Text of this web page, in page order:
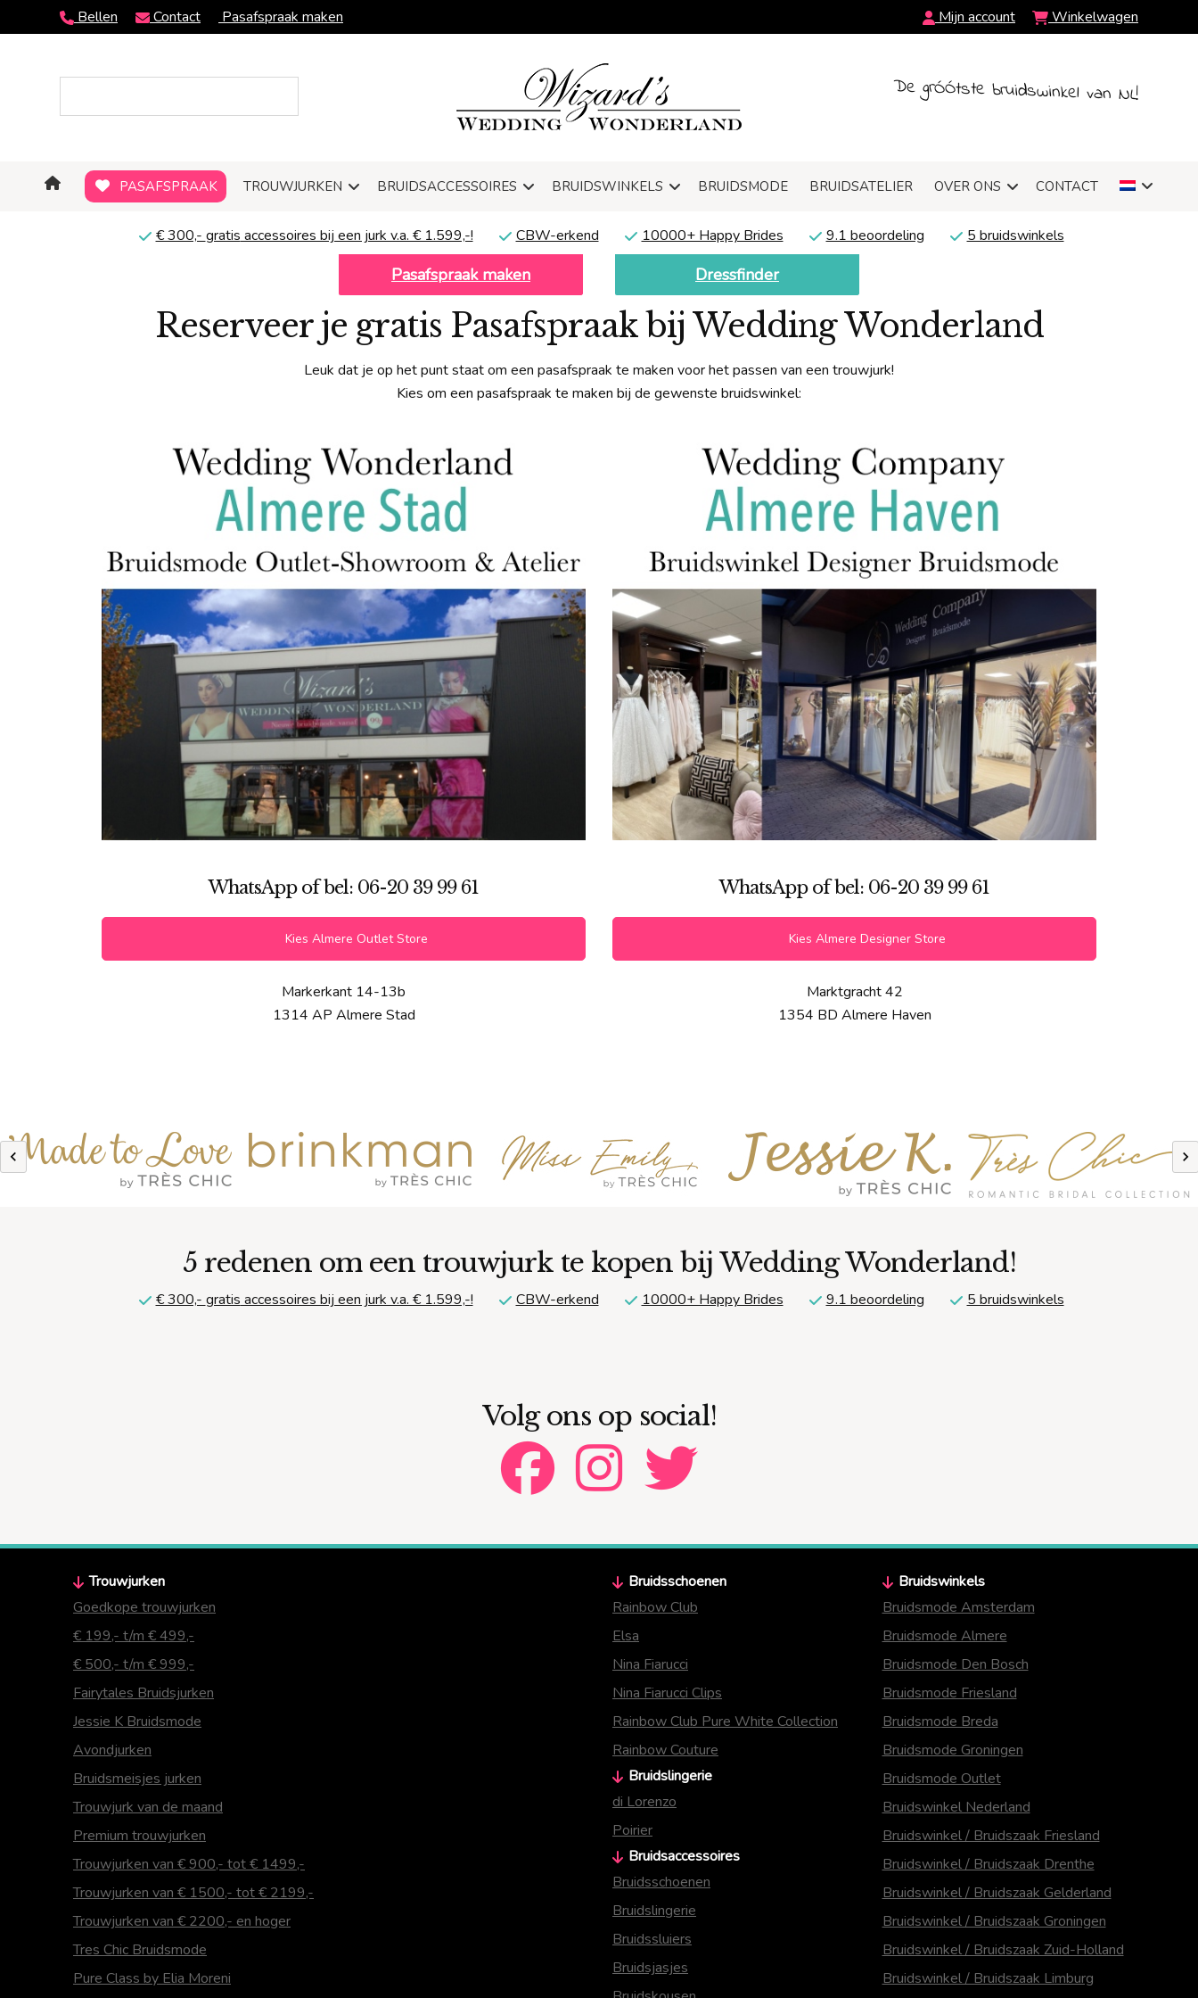
Bellen Contact Pasafspraak maken Mijn account Winkelwagen
De grÓÓtste bruidswinkel van NL!
PASAFSPRAAK TROUWJURKEN BRUIDSACCESSOIRES BRUIDSWINKELS BRUIDSMODE BRUIDSATELIER OVER ONS CONTACT
€ 300,- gratis accessoires bij een jurk v.a. € 1.599,-! CBW-erkend 10000+ Happy Brides 9.1 beoordeling 5 bruidswinkels
Pasafspraak maken Dressfinder
Reserveer je gratis Pasafspraak bij Wedding Wonderland
Leuk dat je op het punt staat om een pasafspraak te maken voor het passen van een trouwjurk!
Kies om een pasafspraak te maken bij de gewenste bruidswinkel:
WhatsApp of bel: 06-20 39 99 61
Kies Almere Outlet Store
Markerkant 14-13b
1314 AP Almere Stad
WhatsApp of bel: 06-20 39 99 61
Kies Almere Designer Store
Marktgracht 42
1354 BD Almere Haven
Previous
5 redenen om een trouwjurk te kopen bij Wedding Wonderland!
€ 300,- gratis accessoires bij een jurk v.a. € 1.599,-! CBW-erkend 10000+ Happy Brides 9.1 beoordeling 5 bruidswinkels
Volg ons op social!
Trouwjurken
Goedkope trouwjurken
€ 199,- t/m € 499,-
€ 500,- t/m € 999,-
Fairytales Bruidsjurken
Jessie K Bruidsmode
Avondjurken
Bruidsmeisjes jurken
Trouwjurk van de maand
Premium trouwjurken
Trouwjurken van € 900,- tot € 1499,-
Trouwjurken van € 1500,- tot € 2199,-
Trouwjurken van € 2200,- en hoger
Tres Chic Bruidsmode
Pure Class by Elia Moreni
Bruidsschoenen
Rainbow Club
Elsa
Nina Fiarucci
Nina Fiarucci Clips
Rainbow Club Pure White Collection
Rainbow Couture
Bruidslingerie
di Lorenzo
Poirier
Bruidsaccessoires
Bruidsschoenen
Bruidslingerie
Bruidssluiers
Bruidsjasjes
Bruidswinkels
Bruidsmode Amsterdam
Bruidsmode Almere
Bruidsmode Den Bosch
Bruidsmode Friesland
Bruidsmode Breda
Bruidsmode Groningen
Bruidsmode Outlet
Bruidswinkel Nederland
Bruidswinkel / Bruidszaak Friesland
Bruidswinkel / Bruidszaak Drenthe
Bruidswinkel / Bruidszaak Gelderland
Bruidswinkel / Bruidszaak Groningen
Bruidswinkel / Bruidszaak Zuid-Holland
Bruidswinkel / Bruidszaak Limburg